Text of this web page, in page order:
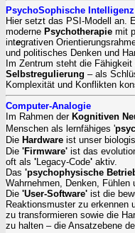
PsychoSophische Intelligenz
Hier setzt das PSI-Modell an.
moderne Psychotherapie mit
integrativen
und politisches Denken und
Im Zentrum steht die Fähigkeit
Selbstregulierung – als
Komplexität und Konflikten
Computer-Analogie
Im Rahmen der Kognitiven
Menschen als lernfähiges '
Die Hardware ist unser
Die 'Firmware' ist das
oft als 'Legacy-Code' aktiv.
Das 'psychophysische
Wahrnehmen, Denken, Fühlen
Die 'User-Software' ist die
Reaktionsmuster zu erkennen
zu transformieren sowie die
zu halten – die Ansatzebene